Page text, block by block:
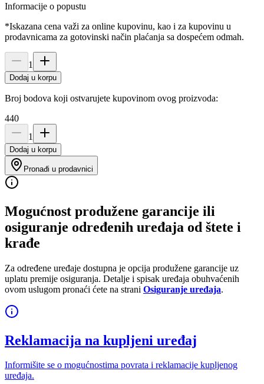
Informacije o popustu
*Iskazana cena važi za online kupovinu, kao i za kupovinu u
prodavnicama za gotovinski način plaćanja sa dospećem odmah.
1
Dodaj u korpu
Broj bodova koji ostvarujete kupovinom ovog proizvoda:
440
1
Dodaj u korpu
Pronađi u prodavnici
Mogućnost produžene garancije ili
osiguranje određenih uređaja od štete i
krađe
Za određene uređaje dostupna je opcija produžene garancije uz
uplatu premije osiguranja. Detalje i spisak uređaja obuhvaćenih
ovom uslugom pronaći ćete na strani Osiguranje uređaja.
Reklamacija na kupljeni uređaj
Informišite se o mogućnostima povrata i reklamacije kupljenog
uređaja.